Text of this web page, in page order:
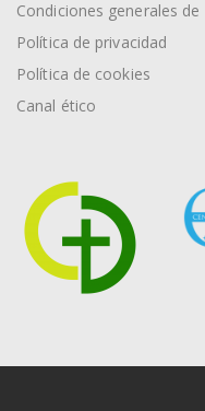
Condiciones generales
Política de privacidad
Política de cookies
Canal ético